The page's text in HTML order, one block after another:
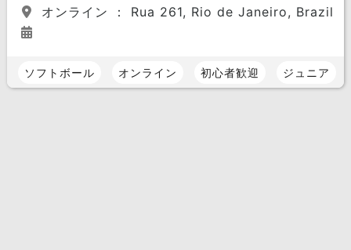
オンライン ： Rua 261, Rio de Janeiro, Brazil
ソフトボール オンライン 初心者歓迎 ジュニア